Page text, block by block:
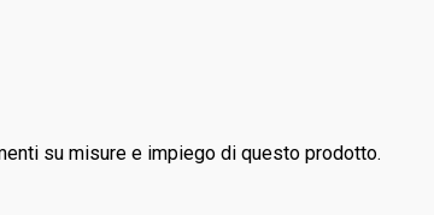
su misure e impiego di questo prodotto.